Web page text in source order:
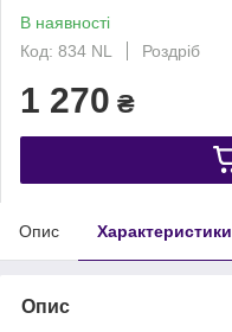
В наявності
Код: 834 NL
Роздріб
1 270 ₴
Опис Характеристики
Опис